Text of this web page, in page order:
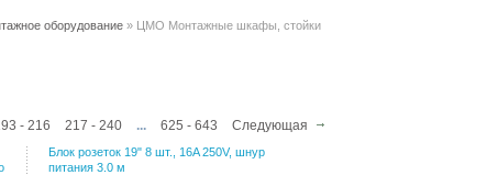
оборудование » ЦМО Монтажные шкафы, стойки
- 216 217 - 240 ... 625 - 643 Следующая
Блок розеток 19" 8 шт., 16A 250V, шнур
питания 3.0 м